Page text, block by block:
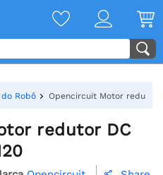
Robô Opencircuit Motor redutor
redutor DC